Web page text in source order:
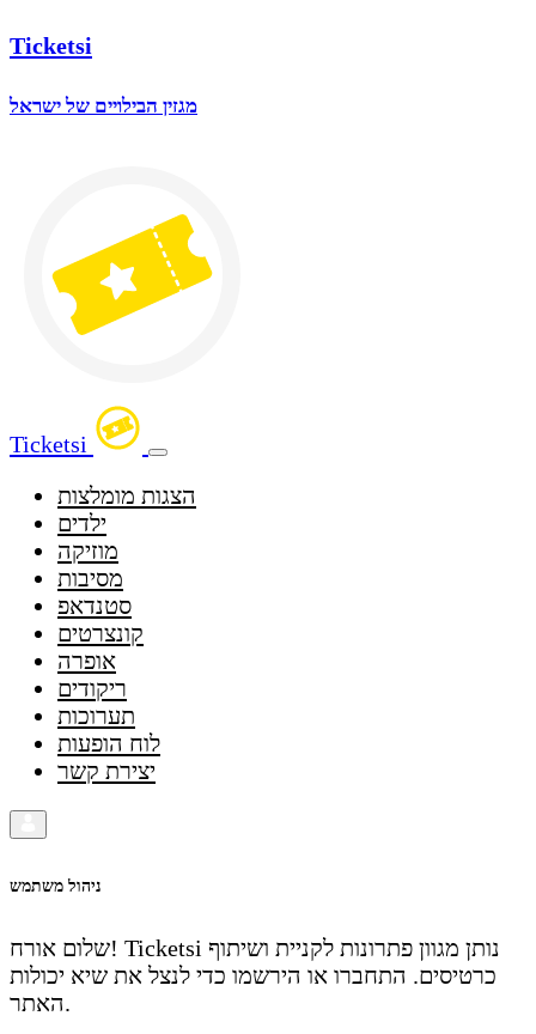
Ticketsi
מגזין הבילויים של ישראל
Ticketsi
הצגות מומלצות
ילדים
מוזיקה
מסיבות
סטנדאפ
קונצרטים
אופרה
ריקודים
תערוכות
לוח הופעות
יצירת קשר
ניהול משתמש
שלום אורח! Ticketsi נותן מגוון פתרונות לקניית ושיתוף
כרטיסים. התחברו או הירשמו כדי לנצל את שיא יכולות
האתר.